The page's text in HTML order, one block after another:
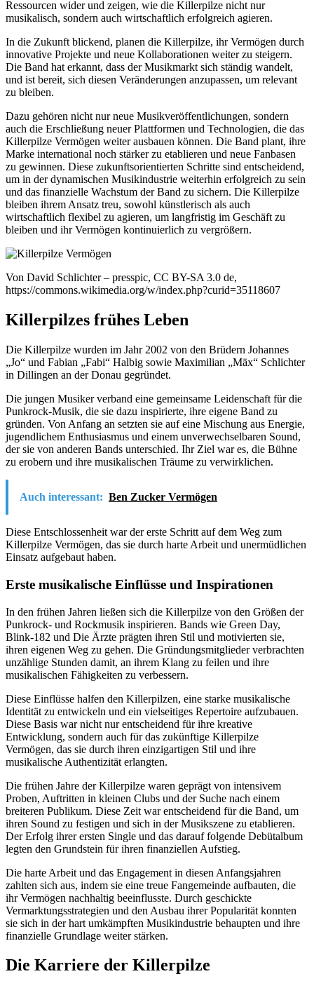
Ressourcen wider und zeigen, wie die Killerpilze nicht nur
musikalisch, sondern auch wirtschaftlich erfolgreich agieren.
In die Zukunft blickend, planen die Killerpilze, ihr Vermögen durch
innovative Projekte und neue Kollaborationen weiter zu steigern.
Die Band hat erkannt, dass der Musikmarkt sich ständig wandelt,
und ist bereit, sich diesen Veränderungen anzupassen, um relevant
zu bleiben.
Dazu gehören nicht nur neue Musikveröffentlichungen, sondern
auch die Erschließung neuer Plattformen und Technologien, die das
Killerpilze Vermögen weiter ausbauen können. Die Band plant, ihre
Marke international noch stärker zu etablieren und neue Fanbasen
zu gewinnen. Diese zukunftsorientierten Schritte sind entscheidend,
um in der dynamischen Musikindustrie weiterhin erfolgreich zu sein
und das finanzielle Wachstum der Band zu sichern. Die Killerpilze
bleiben ihrem Ansatz treu, sowohl künstlerisch als auch
wirtschaftlich flexibel zu agieren, um langfristig im Geschäft zu
bleiben und ihr Vermögen kontinuierlich zu vergrößern.
Von David Schlichter – presspic, CC BY-SA 3.0 de,
https://commons.wikimedia.org/w/index.php?curid=35118607
Killerpilzes frühes Leben
Die Killerpilze wurden im Jahr 2002 von den Brüdern Johannes
„Jo“ und Fabian „Fabi“ Halbig sowie Maximilian „Mäx“ Schlichter
in Dillingen an der Donau gegründet.
Die jungen Musiker verband eine gemeinsame Leidenschaft für die
Punkrock-Musik, die sie dazu inspirierte, ihre eigene Band zu
gründen. Von Anfang an setzten sie auf eine Mischung aus Energie,
jugendlichem Enthusiasmus und einem unverwechselbaren Sound,
der sie von anderen Bands unterschied. Ihr Ziel war es, die Bühne
zu erobern und ihre musikalischen Träume zu verwirklichen.
Auch interessant: Ben Zucker Vermögen
Diese Entschlossenheit war der erste Schritt auf dem Weg zum
Killerpilze Vermögen, das sie durch harte Arbeit und unermüdlichen
Einsatz aufgebaut haben.
Erste musikalische Einflüsse und Inspirationen
In den frühen Jahren ließen sich die Killerpilze von den Größen der
Punkrock- und Rockmusik inspirieren. Bands wie Green Day,
Blink-182 und Die Ärzte prägten ihren Stil und motivierten sie,
ihren eigenen Weg zu gehen. Die Gründungsmitglieder verbrachten
unzählige Stunden damit, an ihrem Klang zu feilen und ihre
musikalischen Fähigkeiten zu verbessern.
Diese Einflüsse halfen den Killerpilzen, eine starke musikalische
Identität zu entwickeln und ein vielseitiges Repertoire aufzubauen.
Diese Basis war nicht nur entscheidend für ihre kreative
Entwicklung, sondern auch für das zukünftige Killerpilze
Vermögen, das sie durch ihren einzigartigen Stil und ihre
musikalische Authentizität erlangten.
Die frühen Jahre der Killerpilze waren geprägt von intensivem
Proben, Auftritten in kleinen Clubs und der Suche nach einem
breiteren Publikum. Diese Zeit war entscheidend für die Band, um
ihren Sound zu festigen und sich in der Musikszene zu etablieren.
Der Erfolg ihrer ersten Single und das darauf folgende Debütalbum
legten den Grundstein für ihren finanziellen Aufstieg.
Die harte Arbeit und das Engagement in diesen Anfangsjahren
zahlten sich aus, indem sie eine treue Fangemeinde aufbauten, die
ihr Vermögen nachhaltig beeinflusste. Durch geschickte
Vermarktungsstrategien und den Ausbau ihrer Popularität konnten
sie sich in der hart umkämpften Musikindustrie behaupten und ihre
finanzielle Grundlage weiter stärken.
Die Karriere der Killerpilze